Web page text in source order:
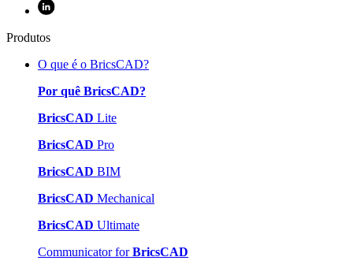
Produtos
O que é o BricsCAD?
Por quê BricsCAD?
BricsCAD Lite
BricsCAD Pro
BricsCAD BIM
BricsCAD Mechanical
BricsCAD Ultimate
Communicator forBricsCAD